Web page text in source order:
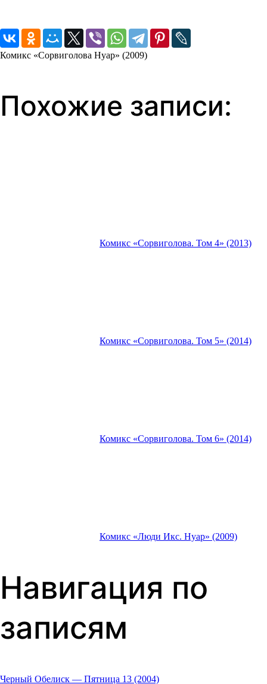
Комикс «Сорвиголова Нуар» (2009)
Похожие записи:
Комикс «Сорвиголова. Том 4» (2013)
Комикс «Сорвиголова. Том 5» (2014)
Комикс «Сорвиголова. Том 6» (2014)
Комикс «Люди Икс. Нуар» (2009)
Навигация по
записям
Черный Обелиск — Пятница 13 (2004)